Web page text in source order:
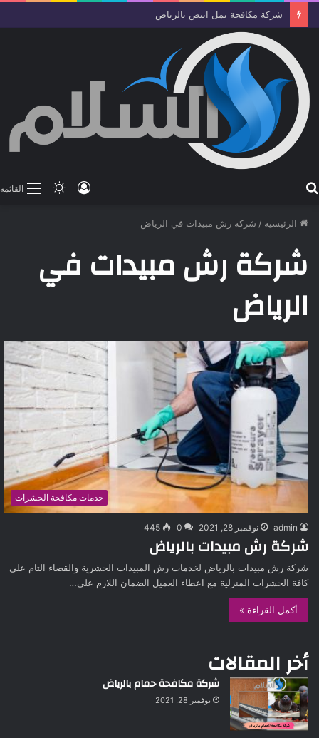
شركة مكافحة نمل ابيض بالرياض
القائمة الوضع تسجيل
الرئيسية / شركة رش مبيدات في الرياض
شركة رش مبيدات في
الرياض
خدمات مكافحة الحشرات
admin نوفمبر 28, 2021 0
445
شركة رش مبيدات بالرياض
شركة رش مبيدات بالرياض لخدمات رش المبيدات الحشرية والقضاء التام علي
كافة الحشرات المنزلية مع اعطاء العميل الضمان اللازم علي…
أكمل القراءة »
أخر المقالات
شركة مكافحة حمام بالرياض
نوفمبر 28, 2021